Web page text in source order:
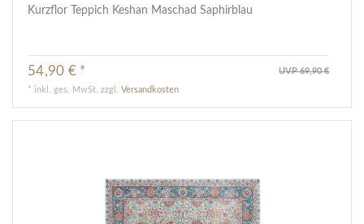
Kurzflor Teppich Keshan Maschad Saphirblau
UVP 69,90 €
54,90 € *
* inkl. ges. MwSt. zzgl.Versandkosten